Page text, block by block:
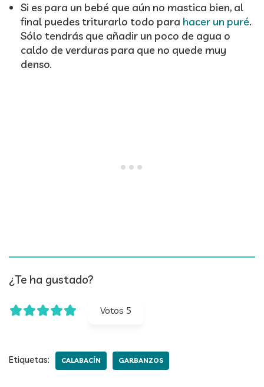
Si es para un bebé que aún no mastica bien, al
final puedes triturarlo todo para hacer un puré.
Sólo tendrás que añadir un poco de agua o
caldo de verduras para que no quede muy
denso.
¿Te ha gustado?
Votos 5
Etiquetas: CALABACÍN GARBANZOS